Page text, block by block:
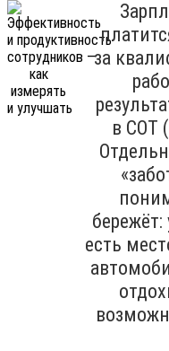
за
в СОТ
бережёт:
есть